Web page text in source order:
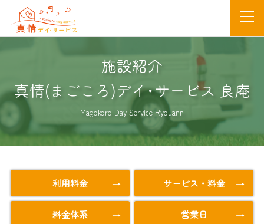
施設紹介
真情(まごころ)デイ･サービス 良庵
Magokoro Day Service Ryouann
利用料金 サービス・料金
料金体系 営業日